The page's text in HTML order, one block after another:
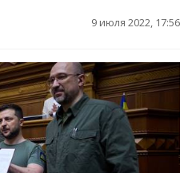
9 июля 2022, 17:56